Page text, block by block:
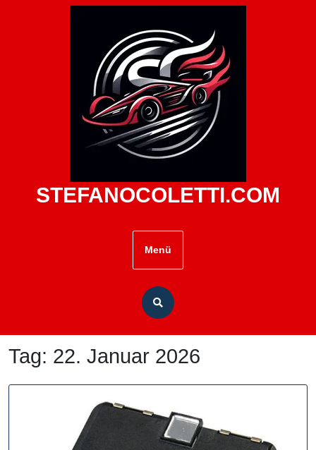
STEFANOCOLETTI.COM
Menü
Tag: 22. Januar 2026